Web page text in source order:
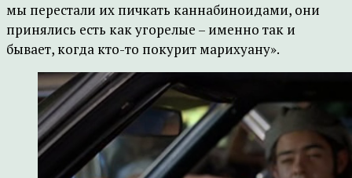
мы перестали их пичкать каннабиноидами, они
принялись есть как угорелые – именно так и
бывает, когда кто-то покурит марихуану».